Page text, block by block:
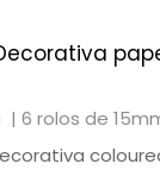
| 6 rolos de